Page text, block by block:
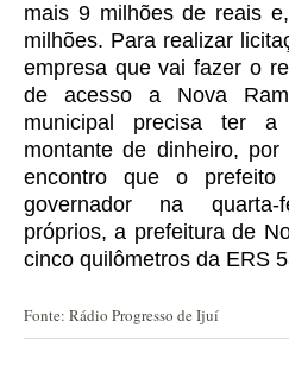
mais 9 milhões de reais
milhões. Para realizar
empresa que vai fazer o
de acesso a Nova
municipal precisa ter
montante de dinheiro,
encontro que o
governador na quarta-
próprios, a prefeitura de
cinco quilômetros da ERS
Fonte: Rádio Progresso de Ijuí